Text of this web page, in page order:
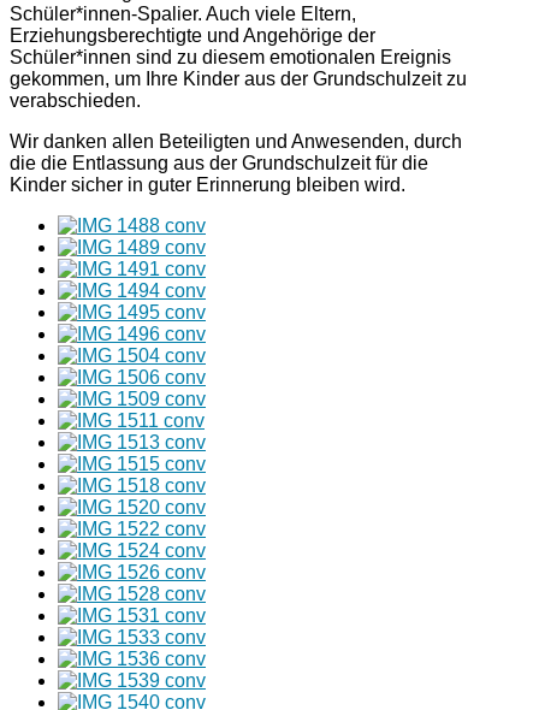
Schüler*innen-Spalier. Auch viele Eltern,
Erziehungsberechtigte und Angehörige der
Schüler*innen sind zu diesem emotionalen Ereignis
gekommen, um Ihre Kinder aus der Grundschulzeit zu
verabschieden.
Wir danken allen Beteiligten und Anwesenden, durch
die die Entlassung aus der Grundschulzeit für die
Kinder sicher in guter Erinnerung bleiben wird.